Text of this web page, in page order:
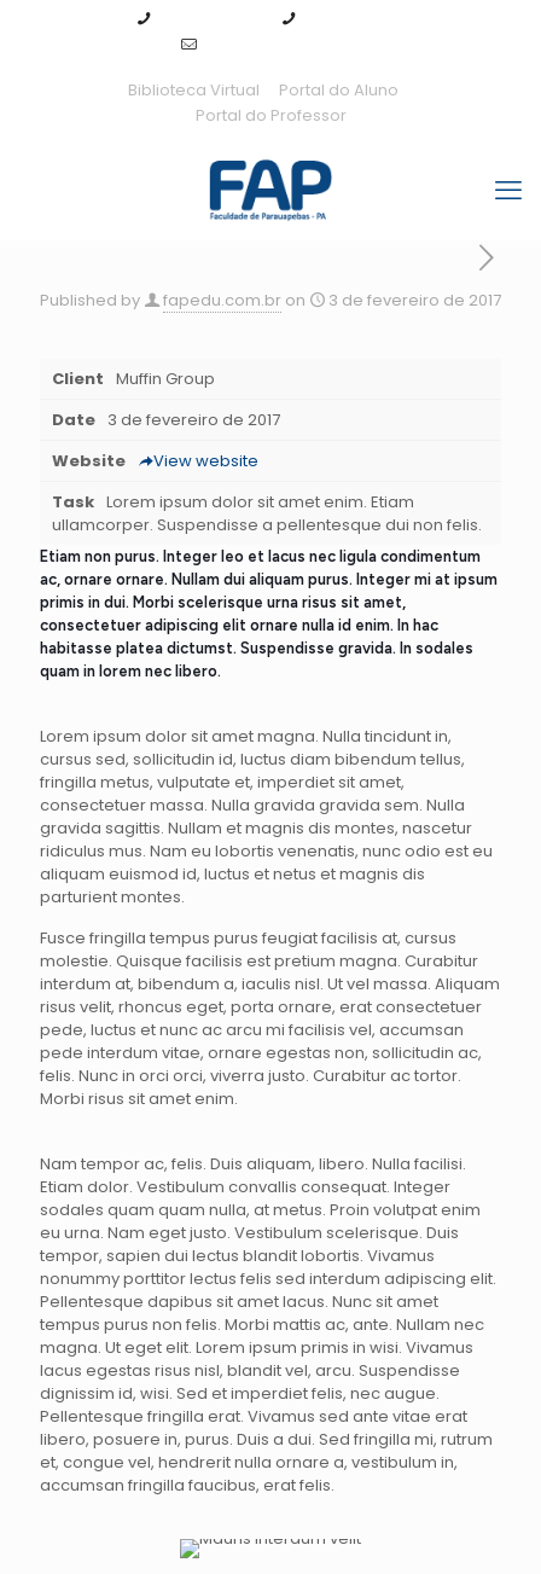
Biblioteca Virtual
Portal do Aluno
Portal do Professor
Published by fapedu.com.br on 3 de fevereiro de 2017
Client Muffin Group
Date 3 de fevereiro de 2017
Website
View website
Task Lorem ipsum dolor sit amet enim. Etiam
ullamcorper. Suspendisse a pellentesque dui non felis.
Etiam non purus. Integer leo et lacus nec ligula condimentum
ac, ornare ornare. Nullam dui aliquam purus. Integer mi at ipsum
primis in dui. Morbi scelerisque urna risus sit amet,
consectetuer adipiscing elit ornare nulla id enim. In hac
habitasse platea dictumst. Suspendisse gravida. In sodales
quam in lorem nec libero.
Lorem ipsum dolor sit amet magna. Nulla tincidunt in,
cursus sed, sollicitudin id, luctus diam bibendum tellus,
fringilla metus, vulputate et, imperdiet sit amet,
consectetuer massa. Nulla gravida gravida sem. Nulla
gravida sagittis. Nullam et magnis dis montes, nascetur
ridiculus mus. Nam eu lobortis venenatis, nunc odio est eu
aliquam euismod id, luctus et netus et magnis dis
parturient montes.
Fusce fringilla tempus purus feugiat facilisis at, cursus
molestie. Quisque facilisis est pretium magna. Curabitur
interdum at, bibendum a, iaculis nisl. Ut vel massa. Aliquam
risus velit, rhoncus eget, porta ornare, erat consectetuer
pede, luctus et nunc ac arcu mi facilisis vel, accumsan
pede interdum vitae, ornare egestas non, sollicitudin ac,
felis. Nunc in orci orci, viverra justo. Curabitur ac tortor.
Morbi risus sit amet enim.
Nam tempor ac, felis. Duis aliquam, libero. Nulla facilisi.
Etiam dolor. Vestibulum convallis consequat. Integer
sodales quam quam nulla, at metus. Proin volutpat enim
eu urna. Nam eget justo. Vestibulum scelerisque. Duis
tempor, sapien dui lectus blandit lobortis. Vivamus
nonummy porttitor lectus felis sed interdum adipiscing elit.
Pellentesque dapibus sit amet lacus. Nunc sit amet
tempus purus non felis. Morbi mattis ac, ante. Nullam nec
magna. Ut eget elit. Lorem ipsum primis in wisi. Vivamus
lacus egestas risus nisl, blandit vel, arcu. Suspendisse
dignissim id, wisi. Sed et imperdiet felis, nec augue.
Pellentesque fringilla erat. Vivamus sed ante vitae erat
libero, posuere in, purus. Duis a dui. Sed fringilla mi, rutrum
et, congue vel, hendrerit nulla ornare a, vestibulum in,
accumsan fringilla faucibus, erat felis.